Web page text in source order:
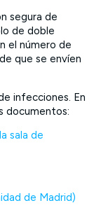
segura de
de doble
el número de
que se envíen
infecciones. En
documentos:
sala de
de Madrid)